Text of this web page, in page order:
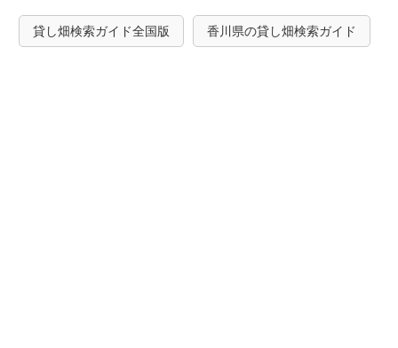
貸し畑検索ガイド全国版 香川県の貸し畑検索ガイド